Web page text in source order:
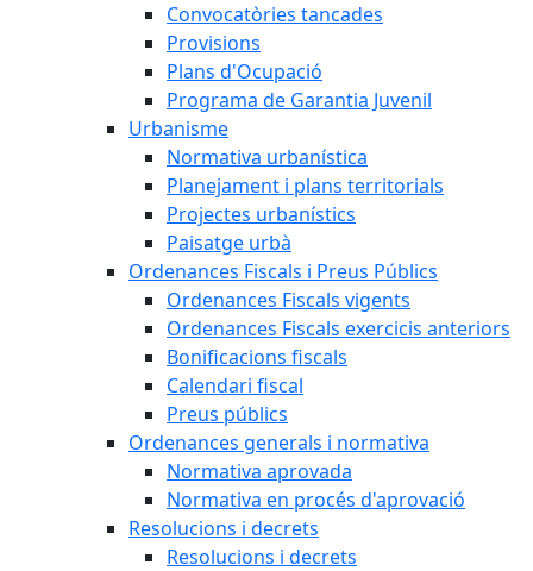
Convocatòries tancades
Provisions
Plans d'Ocupació
Programa de Garantia Juvenil
Urbanisme
Normativa urbanística
Planejament i plans territorials
Projectes urbanístics
Paisatge urbà
Ordenances Fiscals i Preus Públics
Ordenances Fiscals vigents
Ordenances Fiscals exercicis anteriors
Bonificacions fiscals
Calendari fiscal
Preus públics
Ordenances generals i normativa
Normativa aprovada
Normativa en procés d'aprovació
Resolucions i decrets
Resolucions i decrets